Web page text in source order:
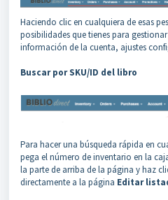
Haciendo clic en cualquiera de esas
posibilidades que tienes para
información de la cuenta, ajustes
Buscar por SKU/ID del libro
Para hacer una búsqueda rápida en
pega el número de inventario en la
la parte de arriba de la página y haz
directamente a la página Editar